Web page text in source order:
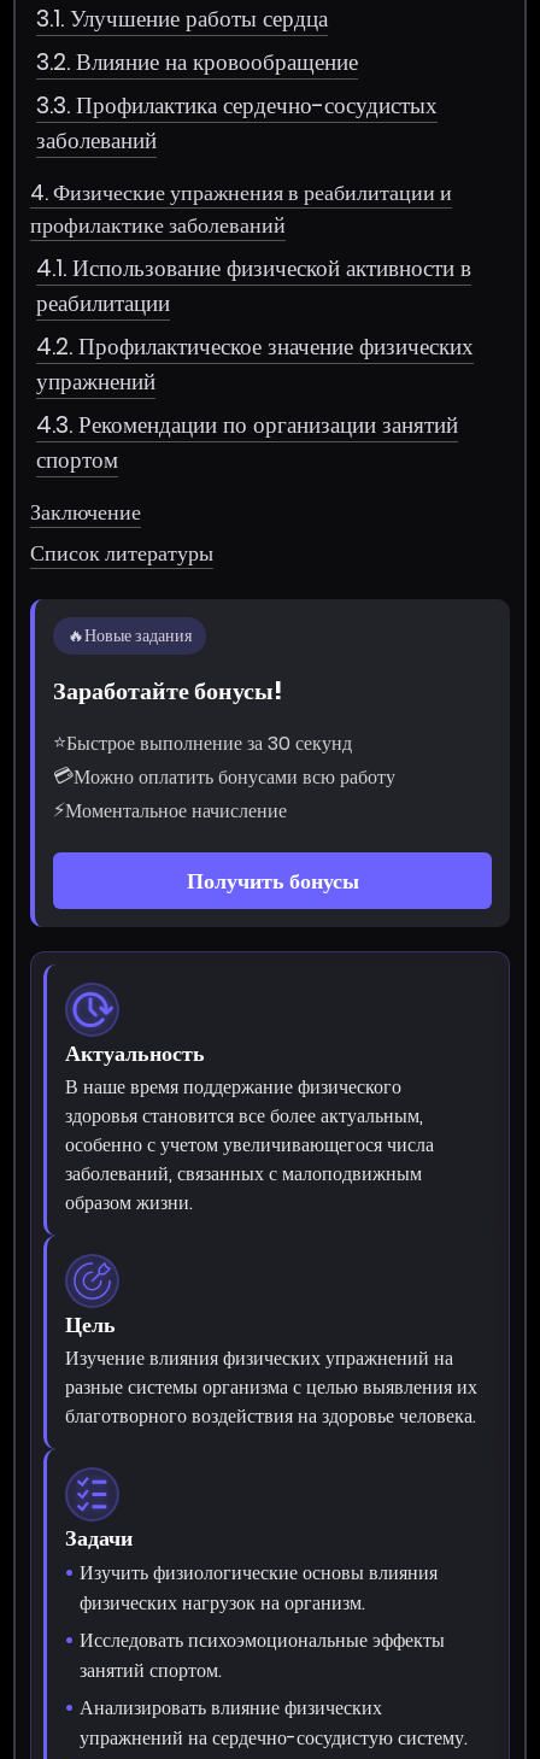
3.1. Улучшение работы сердца
3.2. Влияние на кровообращение
3.3. Профилактика сердечно-сосудистых
заболеваний
4. Физические упражнения в реабилитации и
профилактике заболеваний
4.1. Использование физической активности в
реабилитации
4.2. Профилактическое значение физических
упражнений
4.3. Рекомендации по организации занятий
спортом
Заключение
Список литературы
🔥Новые задания
Заработайте бонусы!
⭐Быстрое выполнение за 30 секунд
💳Можно оплатить бонусами всю работу
⚡Моментальное начисление
Получить бонусы
Актуальность
В наше время поддержание физического
здоровья становится все более актуальным,
особенно с учетом увеличивающегося числа
заболеваний, связанных с малоподвижным
образом жизни.
Цель
Изучение влияния физических упражнений на
разные системы организма с целью выявления их
благотворного воздействия на здоровье человека.
Задачи
Изучить физиологические основы влияния
физических нагрузок на организм.
Исследовать психоэмоциональные эффекты
занятий спортом.
Анализировать влияние физических
упражнений на сердечно-сосудистую систему.